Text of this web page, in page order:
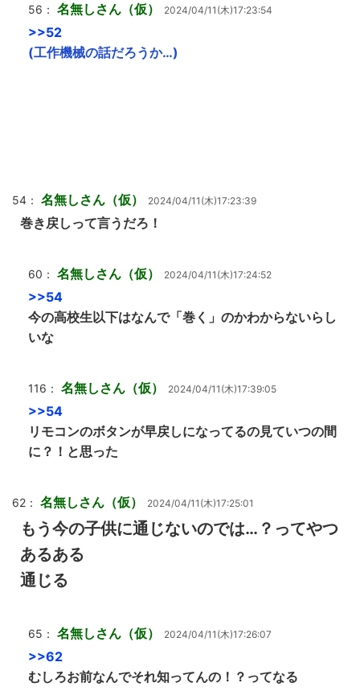
56： 名無しさん（仮） 2024/04/11(木)17:23:54
>>52
(工作機械の話だろうか…)
54： 名無しさん（仮） 2024/04/11(木)17:23:39
巻き戻しって言うだろ！
60： 名無しさん（仮） 2024/04/11(木)17:24:52
>>54
今の高校生以下はなんで「巻く」のかわからないらし
いな
116： 名無しさん（仮） 2024/04/11(木)17:39:05
>>54
リモコンのボタンが早戻しになってるの見ていつの間
に？！と思った
62： 名無しさん（仮） 2024/04/11(木)17:25:01
もう今の子供に通じないのでは…？ってやつ
あるある
通じる
65： 名無しさん（仮） 2024/04/11(木)17:26:07
>>62
むしろお前なんでそれ知ってんの！？ってなる